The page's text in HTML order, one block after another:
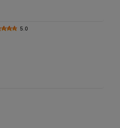
5.0